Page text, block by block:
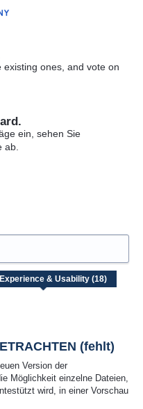
ones, and vote on
ein, sehen Sie
ab.
(fehlt)
Version der
Möglichkeit einzelne Dateien,
wird, in einer Vorschau